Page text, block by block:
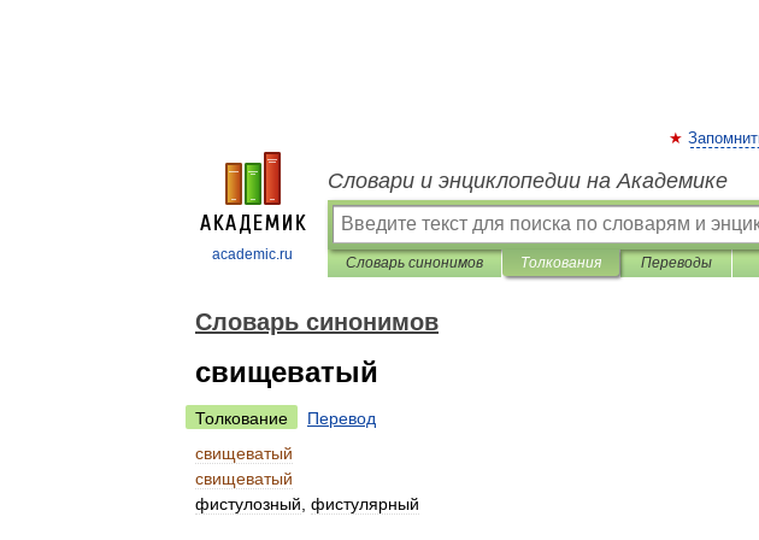
academic.ru
Словари и энциклопедии на Академике
Словарь синонимов Толкования Переводы
Словарь синонимов
свищеватый
Толкование
Перевод
свищеватый
свищеватый
фистулозный фистулярный